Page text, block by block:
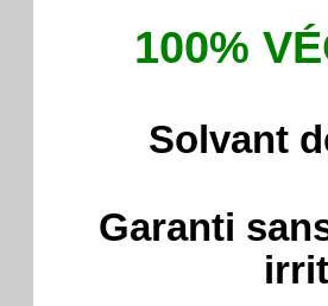
100%
Solvant
Garanti